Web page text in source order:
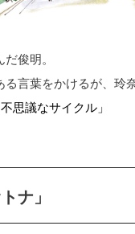
俊明。
言葉をかけるが、玲
思議なサイクル」
ナ」